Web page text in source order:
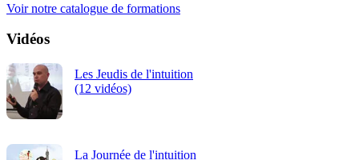
Voir notre catalogue de formations
Vidéos
Les Jeudis de l'intuition
(12 vidéos)
La Journée de l'intuition